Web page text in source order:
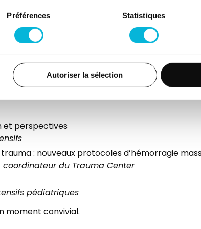
Préférences Statistiques
Autoriser la sélection
qui nous permet de rester à la pointe et
Trauma Center
du Trauma Center organise un symposium à
23 janvier, de 18h à 21h.
et perspectives
: nouveaux protocoles d’hémorragie
coordinateur du Trauma Center
pédiatriques
moment convivial.